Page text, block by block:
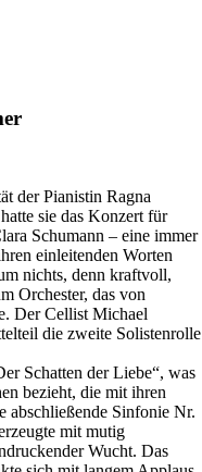
der Pianistin Ragna
sie das Konzert für
Schumann – eine immer
einleitenden Worten
nichts, denn kraftvoll,
Orchester, das von
Der Cellist Michael
die zweite Solistenrolle
Schatten der Liebe“, was
bezieht, die mit ihren
abschließende Sinfonie Nr.
mit mutig
Wucht. Das